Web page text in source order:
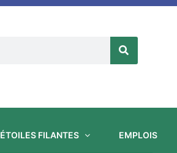
ÉTOILES FILANTES EMPLOIS